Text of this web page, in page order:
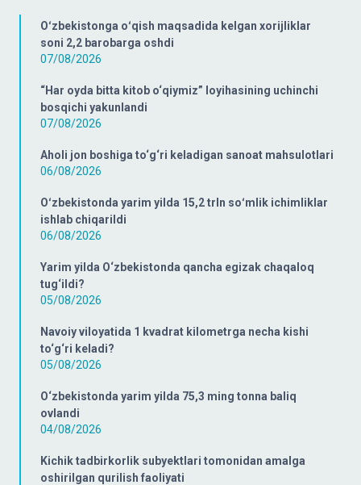
Oʻzbekistonga oʻqish maqsadida kelgan xorijliklar
soni 2,2 barobarga oshdi
07/08/2026
“Har oyda bitta kitob o‘qiymiz” loyihasining uchinchi
bosqichi yakunlandi
07/08/2026
Aholi jon boshiga to‘g‘ri keladigan sanoat mahsulotlari
06/08/2026
Oʻzbekistonda yarim yilda 15,2 trln soʻmlik ichimliklar
ishlab chiqarildi
06/08/2026
Yarim yilda O‘zbekistonda qancha egizak chaqaloq
tug‘ildi?
05/08/2026
Navoiy viloyatida 1 kvadrat kilometrga necha kishi
to‘g‘ri keladi?
05/08/2026
O‘zbekistonda yarim yilda 75,3 ming tonna baliq
ovlandi
04/08/2026
Kichik tadbirkorlik subyektlari tomonidan amalga
oshirilgan qurilish faoliyati